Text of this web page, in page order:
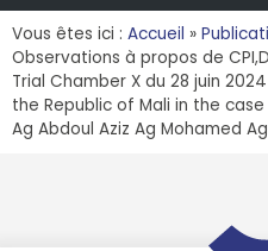
Vous êtes ici : Accueil »
Observations à propos de
Trial Chamber X du 28 juin
the Republic of Mali in the
Ag Abdoul Aziz Ag Mohamed